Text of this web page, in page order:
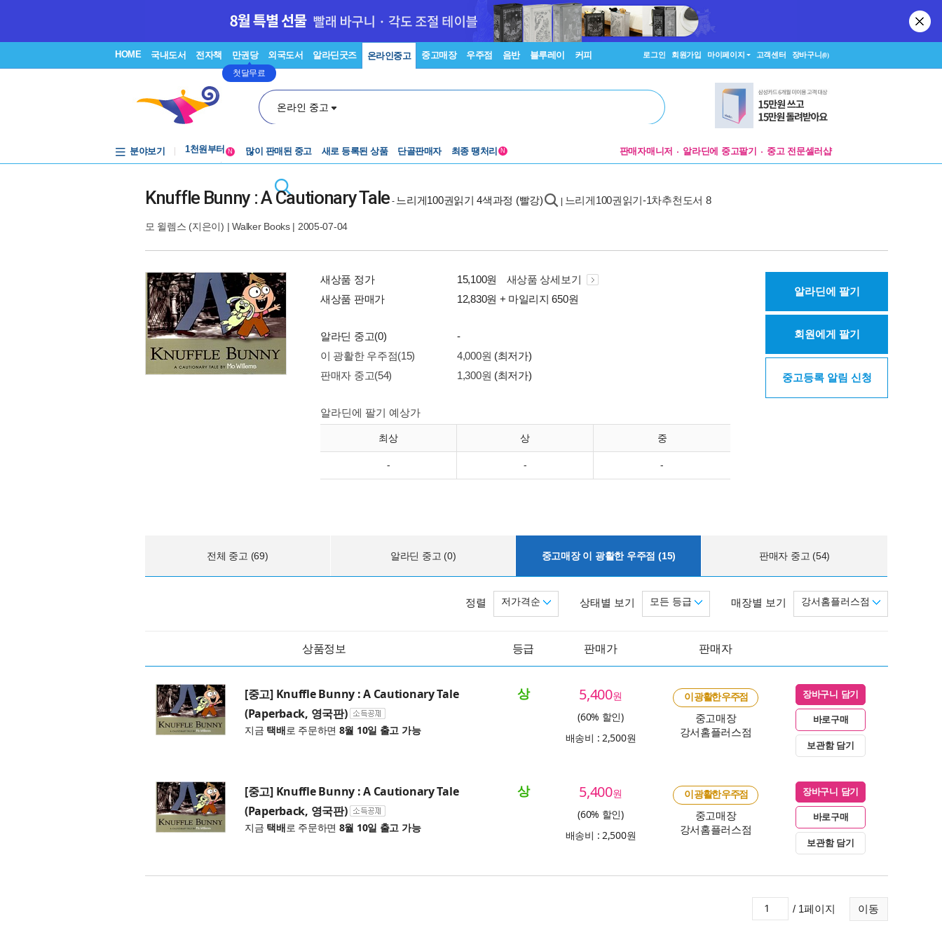
HOME 국내도서 전자책 만권당
첫달무료
외국도서 알라딘굿즈 온라인중고 중고매장 우주점 음반 블루레이 커피 로그인 회원가입 마이페이지 고객센터 장바구니(0)
온라인 중고
분야보기
중고음반
중고음반
N 많이 판매된 중고 새로 등록된 상품 단골판매자 최종 땡처리 N 판매자매니저 알라딘에 중고팔기 중고 전문셀러샵
Knuffle Bunny : A Cautionary Tale - 느리게100권읽기 4색과정 (빨강) 느리게100권읽기-1차추천도서 8
모 윌렘스 (지은이) |Walker Books| 2005-07-04
새상품 정가 15,100원
새상품 상세보기
새상품 판매가
12,830원 + 마일리지 650원
알라딘 중고(0)
-
이 광활한 우주점(15)
4,000원 (최저가)
판매자 중고(54)
1,300원 (최저가)
알라딘에 팔기 예상가
최상 상 중
- - -
알라딘에 팔기
회원에게 팔기
중고등록 알림 신청
전체 중고 (69) 알라딘 중고 (0) 중고매장 이 광활한 우주점 (15) 판매자 중고 (54)
매장별 보기 강서홈플러스점
상태별 보기 모든 등급
정렬 저가격순
상품정보 등급 판매가 판매자
[중고] Knuffle Bunny : A Cautionary Tale
(Paperback, 영국판)
지금 택배로 주문하면 8월 10일 출고 가능
상 5,400원
(60% 할인)
배송비 : 2,500원
이 광활한 우주점
중고매장
강서홈플러스점
장바구니 담기
바로구매
보관함 담기
[중고] Knuffle Bunny : A Cautionary Tale
(Paperback, 영국판)
지금 택배로 주문하면 8월 10일 출고 가능
상 5,400원
(60% 할인)
배송비 : 2,500원
이 광활한 우주점
중고매장
강서홈플러스점
장바구니 담기
바로구매
보관함 담기
이동
/ 1페이지